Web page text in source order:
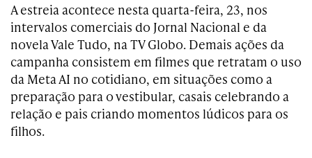
A estreia acontece nesta quarta-feira, 23, nos
intervalos comerciais do Jornal Nacional e da
novela Vale Tudo, na TV Globo. Demais ações da
campanha consistem em filmes que retratam o uso
da Meta AI no cotidiano, em situações como a
preparação para o vestibular, casais celebrando a
relação e pais criando momentos lúdicos para os
filhos.